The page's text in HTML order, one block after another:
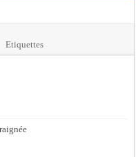
Etiquettes